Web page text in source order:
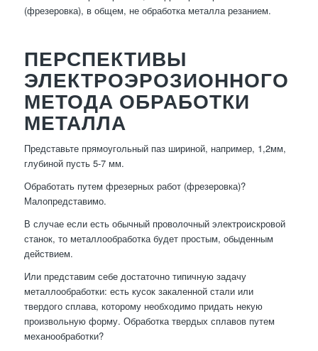
(фрезеровка), в общем, не обработка металла резанием.
ПЕРСПЕКТИВЫ
ЭЛЕКТРОЭРОЗИОННОГО
МЕТОДА ОБРАБОТКИ
МЕТАЛЛА
Представьте прямоугольный паз шириной, например, 1,2мм,
глубиной пусть 5-7 мм.
Обработать путем фрезерных работ (фрезеровка)?
Малопредставимо.
В случае если есть обычный проволочный электроискровой
станок, то металлообработка будет простым, обыденным
действием.
Или представим себе достаточно типичную задачу
металлообработки: есть кусок закаленной стали или
твердого сплава, которому необходимо придать некую
произвольную форму. Обработка твердых сплавов путем
механообработки?